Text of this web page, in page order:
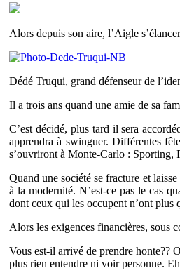
Alors depuis son aire, l’Aigle
Dédé Truqui, grand défenseur de
Il a trois ans quand une amie de sa
C’est décidé, plus tard il sera
apprendra à swinguer. Différentes
s’ouvriront à Monte-Carlo : Sporting,
Quand une société se fracture et
à la modernité. N’est-ce pas le cas
dont ceux qui les occupent n’ont plus
Alors les exigences financières, sous
Vous est-il arrivé de prendre honte??
plus rien entendre ni voir personne.